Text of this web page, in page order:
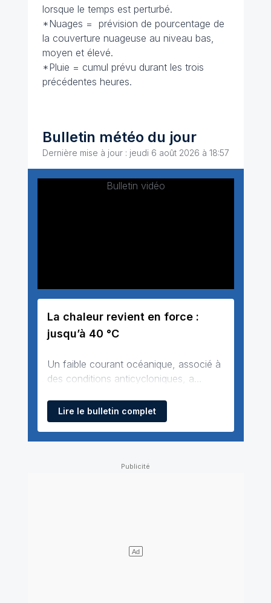
lorsque le temps est perturbé.
*Nuages = prévision de pourcentage de
la couverture nuageuse au niveau bas,
moyen et élevé.
*Pluie = cumul prévu durant les trois
précédentes heures.
Bulletin météo du jour
Dernière mise à jour : jeudi 6 août 2026 à 18:57
Bulletin vidéo
La chaleur revient en force :
jusqu’à 40 °C
Un faible courant océanique, associé à
des conditions anticycloniques, a
une grande partie de la France, à
l’exception des régions
va progressivement se décaler vers les
Lire le bulletin complet